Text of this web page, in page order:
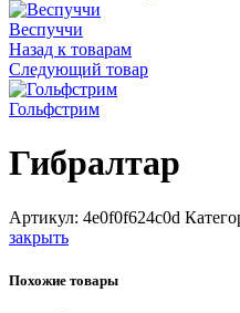
Веспуччи
Назад к товарам
Следующий товар
Гольфстрим
Гибралтар
Артикул: 4e0f0f624c0d
закрыть
Похожие товары